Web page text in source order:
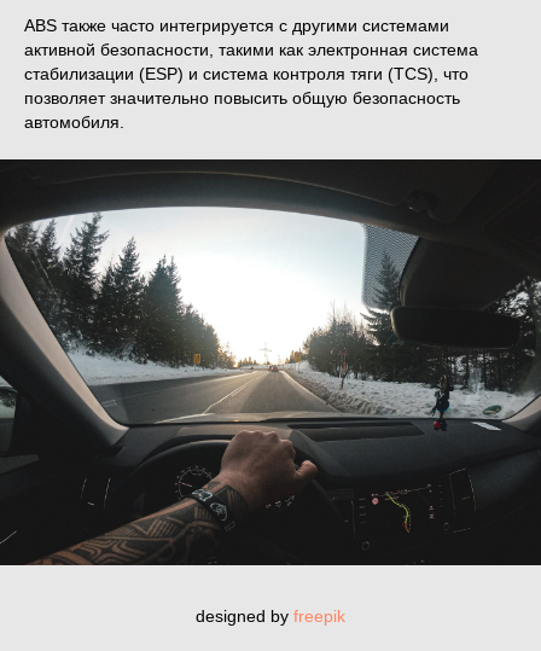
ABS также часто интегрируется с другими системами
активной безопасности, такими как электронная система
стабилизации (ESP) и система контроля тяги (TCS), что
позволяет значительно повысить общую безопасность
автомобиля.
designed by freepik